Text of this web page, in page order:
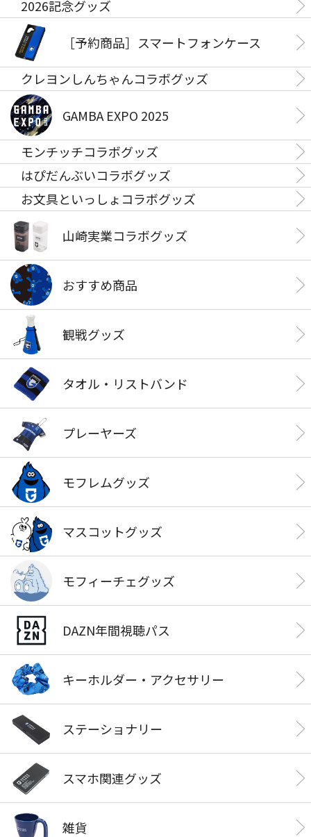
2026記念グッズ
［予約商品］スマートフォンケース
クレヨンしんちゃんコラボグッズ
GAMBA EXPO 2025
モンチッチコラボグッズ
はぴだんぶいコラボグッズ
お文具といっしょコラボグッズ
山崎実業コラボグッズ
おすすめ商品
観戦グッズ
タオル・リストバンド
プレーヤーズ
モフレムグッズ
マスコットグッズ
モフィーチェグッズ
DAZN年間視聴パス
キーホルダー・アクセサリー
ステーショナリー
スマホ関連グッズ
雑貨